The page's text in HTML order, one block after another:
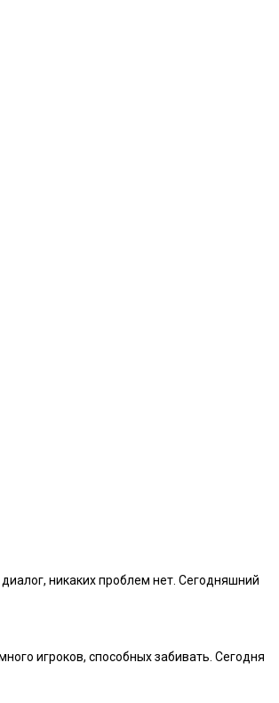
никаких проблем нет. Сегодняшний
игроков, способных забивать. Сегодня